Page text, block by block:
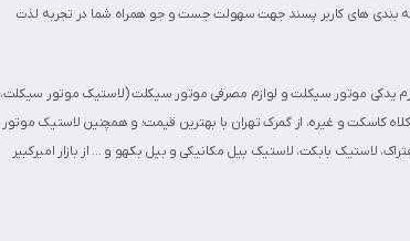
بندی های کاربر پسند جهت سهولت جست و جو همراه شما در تجربه لذت
یدکی موتور سیکلتو لوازم مصرفی موتور سیکلت(لاستیک موتور سیکلت،
کلاه کاسکتو غیره، از گمرک تهران با بهترین قیمت؛ و همچنین لاستیک موتور
، لاستیک بابکت، لاستیک بیل مکانیکی و بیل بکهو و ... از بازار امیرکبیر